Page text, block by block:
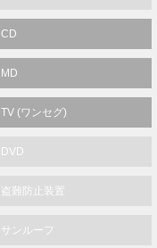
CD
MD
TV (ワンセグ)
DVD
盗難防止装置
サンルーフ